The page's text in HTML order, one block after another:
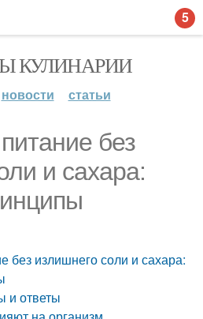
КУЛИНАРИИ
новости статьи
без
и сахара:
без излишнего соли и сахара:
и ответы
5